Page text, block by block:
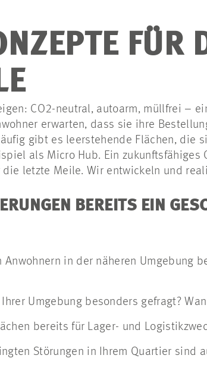
FÜR
CO2-neutral, autoarm, müllfrei –
erwarten, dass sie ihre
gibt es leerstehende Flächen, die
als Micro Hub. Ein zukunftsfähiges
letzte Meile. Wir entwickeln und
BEREITS EIN
in der näheren Umgebung
Umgebung besonders gefragt?
bereits für Lager- und
Störungen in Ihrem Quartier sind